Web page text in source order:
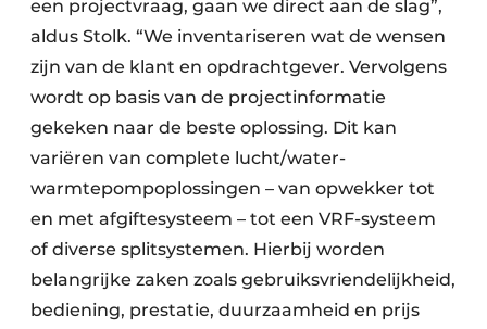
een projectvraag, gaan we direct aan de slag”,
aldus Stolk. “We inventariseren wat de wensen
zijn van de klant en opdrachtgever. Vervolgens
wordt op basis van de projectinformatie
gekeken naar de beste oplossing. Dit kan
variëren van complete lucht/water-
warmtepompoplossingen – van opwekker tot
en met afgiftesysteem – tot een VRF-systeem
of diverse splitsystemen. Hierbij worden
belangrijke zaken zoals gebruiksvriendelijkheid,
bediening, prestatie, duurzaamheid en prijs